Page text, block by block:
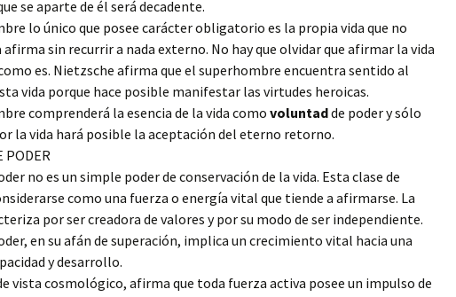
se aparte de él será decadente.
lo único que posee carácter obligatorio es la propia vida que no
afirma sin recurrir a nada externo. No hay que olvidar que afirmar la vida
es. Nietzsche afirma que el superhombre encuentra sentido al
vida porque hace posible manifestar las virtudes heroicas.
comprenderá la esencia de la vida como voluntadde poder y sólo
la vida hará posible la aceptación del eterno retorno.
PODER
no es un simple poder de conservación de la vida. Esta clase de
como una fuerza o energía vital que tiende a afirmarse. La
por ser creadora de valores y por su modo de ser independiente.
en su afán de superación, implica un crecimiento vital hacia una
y desarrollo.
vista cosmológico, afirma que toda fuerza activa posee un impulso de